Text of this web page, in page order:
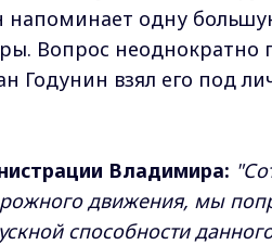
одну
Вопрос неоднократно
Годунин взял его под
Владимира:
движения, мы
способности